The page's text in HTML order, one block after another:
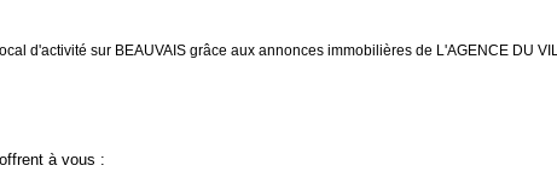
d'activité sur BEAUVAIS grâce aux annonces immobilières de L'AGENCE DU
à vous :